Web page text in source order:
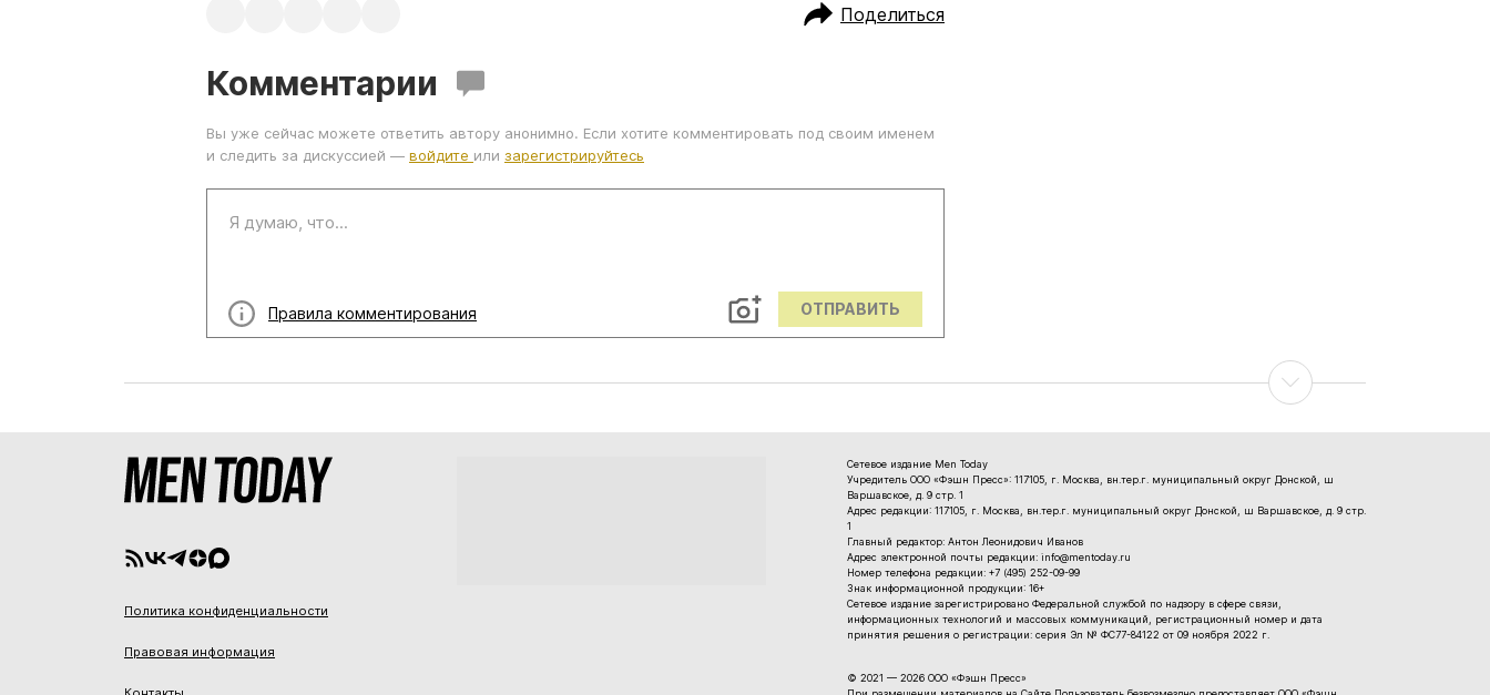
Поделиться
Комментарии
Вы уже сейчас можете ответить автору анонимно. Если хотите комментировать под своим именем
и следить за дискуссией — войдите или зарегистрируйтесь
Правила комментирования ОТПРАВИТЬ
Политика конфиденциальности
Правовая информация
Сетевое издание Men Today
Учредитель ООО «Фэшн Пресс»: 117105, г. Москва, вн.тер.г. муниципальный округ Донской, ш
Варшавское, д. 9 стр. 1
Адрес редакции: 117105, г. Москва, вн.тер.г. муниципальный округ Донской, ш Варшавское, д. 9 стр.
1
Главный редактор: Антон Леонидович Иванов
Адрес электронной почты редакции: info@mentoday.ru
Номер телефона редакции: +7 (495) 252-09-99
Знак информационной продукции: 16+
Cетевое издание зарегистрировано Федеральной службой по надзору в сфере связи,
информационных технологий и массовых коммуникаций, регистрационный номер и дата
принятия решения о регистрации: серия Эл № ФС77-84122 от 09 ноября 2022 г.
© 2021 — 2026 ООО «Фэшн Пресс»